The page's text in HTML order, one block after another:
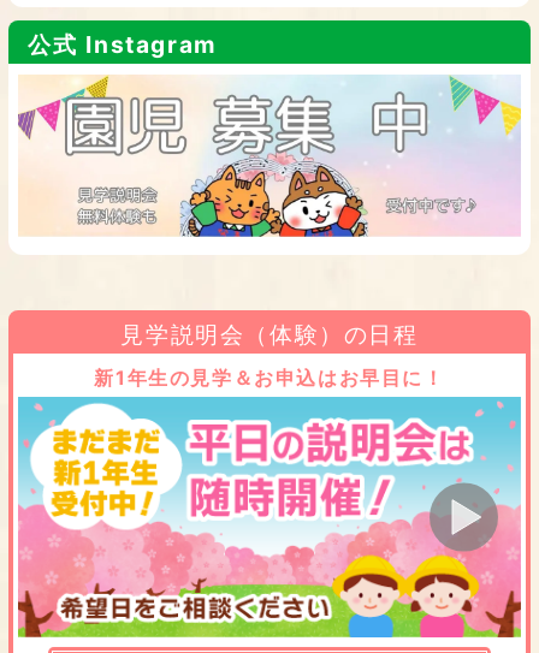
公式 Instagram
見学説明会（体験）の日程
新1年生の見学＆お申込はお早目に！